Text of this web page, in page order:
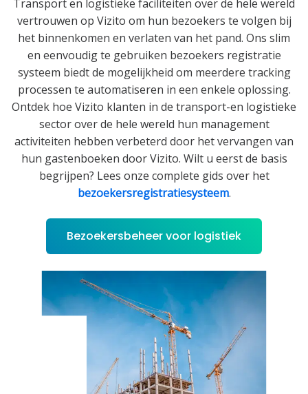
Transport en logistieke faciliteiten over de hele wereld
vertrouwen op Vizito om hun bezoekers te volgen bij
het binnenkomen en verlaten van het pand. Ons slim
en eenvoudig te gebruiken bezoekers registratie
systeem biedt de mogelijkheid om meerdere tracking
processen te automatiseren in een enkele oplossing.
Ontdek hoe Vizito klanten in de transport-en logistieke
sector over de hele wereld hun management
activiteiten hebben verbeterd door het vervangen van
hun gastenboeken door Vizito. Wilt u eerst de basis
begrijpen? Lees onze complete gids over het
bezoekersregistratiesysteem.
Bezoekersbeheer voor logistiek